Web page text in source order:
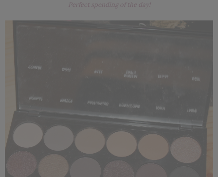
Perfect spending of the day!